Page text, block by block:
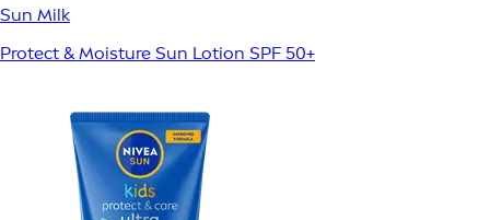
Sun Milk
Protect & Moisture Sun Lotion SPF 50+